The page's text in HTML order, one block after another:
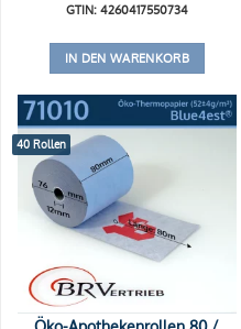
GTIN: 4260417550734
IN DEN WARENKORB
40 Rollen